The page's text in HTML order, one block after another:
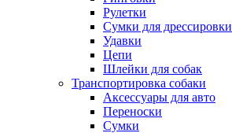
Рулетки
Сумки для дрессировки
Удавки
Цепи
Шлейки для собак
Транспортировка собаки
Аксессуары для авто
Переноски
Сумки